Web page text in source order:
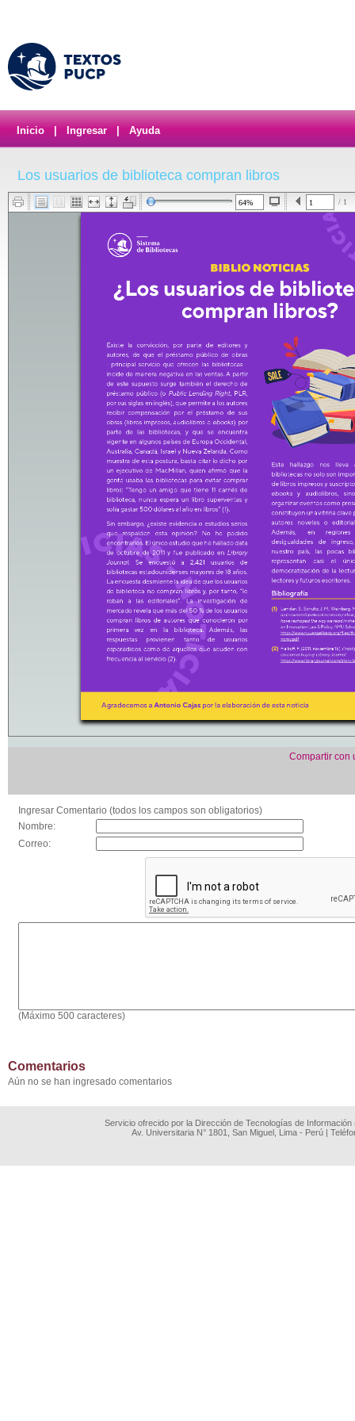
Inicio Ingresar Ayuda
Los usuarios de biblioteca compran libros
/ 1
Compartir con
Ingresar Comentario (todos los campos son obligatorios)
Nombre:
Correo:
(Máximo 500 caracteres)
Comentarios
Aún no se han ingresado comentarios
Servicio ofrecido por la Dirección de Tecnologías de
Av. Universitaria N° 1801, San Miguel, Lima - Perú |